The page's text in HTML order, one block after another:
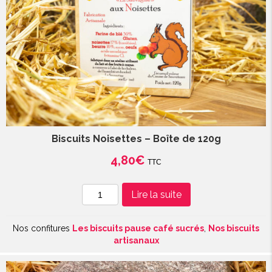
Biscuits Noisettes – Boîte de 120g
4,80€ TTC
quantité
de
Noisettes
Boîte
Lire la suite
Nos confitures Les biscuits pause café sucrés Nos biscuits
artisanaux